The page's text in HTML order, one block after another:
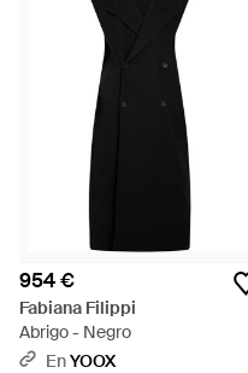
954 €
Fabiana Filippi
Abrigo - Negro
EnYOOX